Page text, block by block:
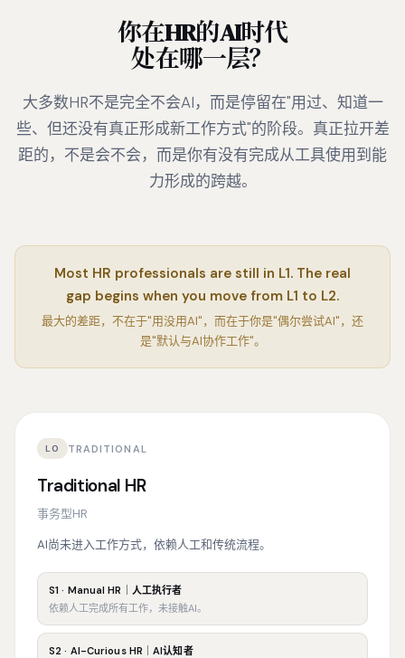
你在HR的AI时代
处在哪一层？
大多数HR不是完全不会AI，而是停留在"用过、知道一
些、但还没有真正形成新工作方式"的阶段。真正拉开差
距的，不是会不会，而是你有没有完成从工具使用到能
力形成的跨越。
Most HR professionals are still in L1. The real
gap begins when you move from L1 to L2.
最大的差距，不在于"用没用AI"，而在于你是"偶尔尝试AI"，还
是"默认与AI协作工作"。
L0 TRADITIONAL
Traditional HR
事务型HR
AI尚未进入工作方式，依赖人工和传统流程。
S1 · Manual HR｜人工执行者
依赖人工完成所有工作，未接触AI。
S2 · AI-Curious HR｜AI认知者